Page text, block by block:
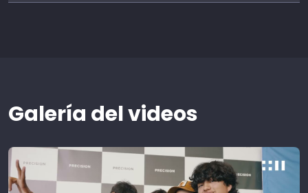
Galería del videos